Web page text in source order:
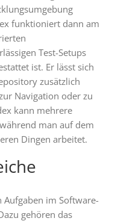
funktioniert dann am
Test-Setups
ist. Er lässt sich
zusätzlich
Navigation oder zu
kann mehrere
man auf dem
Dingen arbeitet.
Aufgaben im Software-
gehören das